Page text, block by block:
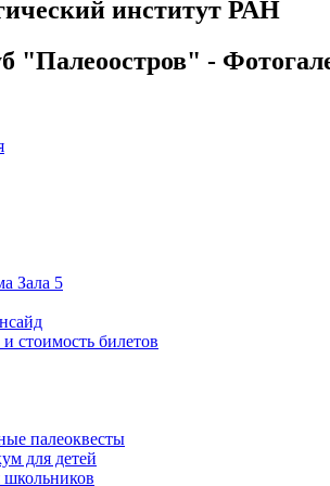
институт РАН
"Палеоостров" -
Зала 5
стоимость билетов
палеоквесты
для детей